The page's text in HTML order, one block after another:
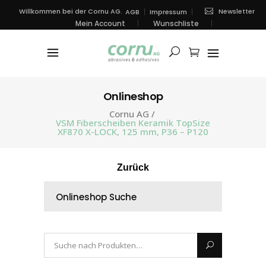
Willkommen bei der Cornu AG. AGB Impressum Newsletter
Mein Account Wunschliste
Onlineshop
Cornu AG /
VSM Fiberscheiben Keramik TopSize
XF870 X-LOCK, 125 mm, P36 – P120
Zurück
Onlineshop Suche